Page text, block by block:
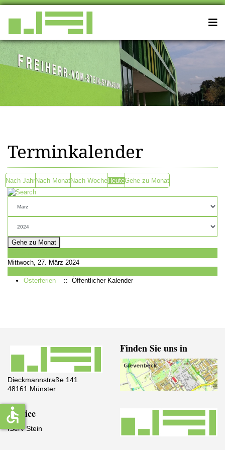
Terminkalender
Nach JahrNach MonatNach WocheHeuteGehe zu Monat
Gehe zu Monat
Mittwoch, 27. März 2024
Osterferien
:: Öffentlicher Kalender
Dieckmannstraße 141
48161 Münster
Finden Sie uns in
Service
IServ Stein
accessible